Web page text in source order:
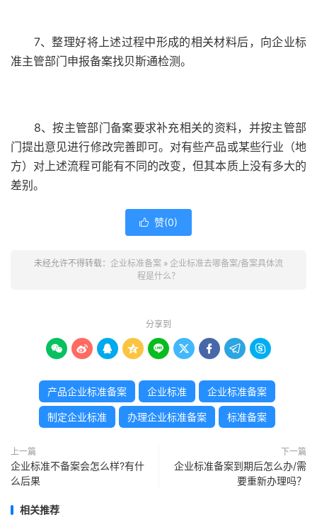
7、整理好将上述过程中形成的相关材料后，向企业标
准主管部门申报备案找贝斯通检测。
8、按主管部门备案要求补充相关的资料，并按主管部
门提出意见进行修改完善即可。对有些产品或某些行业（地
方）对上述流程可能有不同的改变，但其本质上没有多大的
差别。
 赞(0)
未经允许不得转载： 企业标准备案 » 企业标准去哪备案/备案具体流
程是什么？
分享到
        
产品企业标准备案 企业标准 企业标准备案
制定企业标准 办理企业标准备案 标准备案
上一篇
企业标准不备案会怎么样?有什
么后果
下一篇
企业标准备案到期后怎么办/需
要重新办理吗？
相关推荐